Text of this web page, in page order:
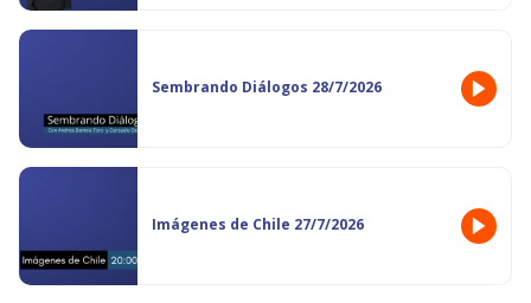
Sembrando Diálogos 28/7/2026
Imágenes de Chile 27/7/2026